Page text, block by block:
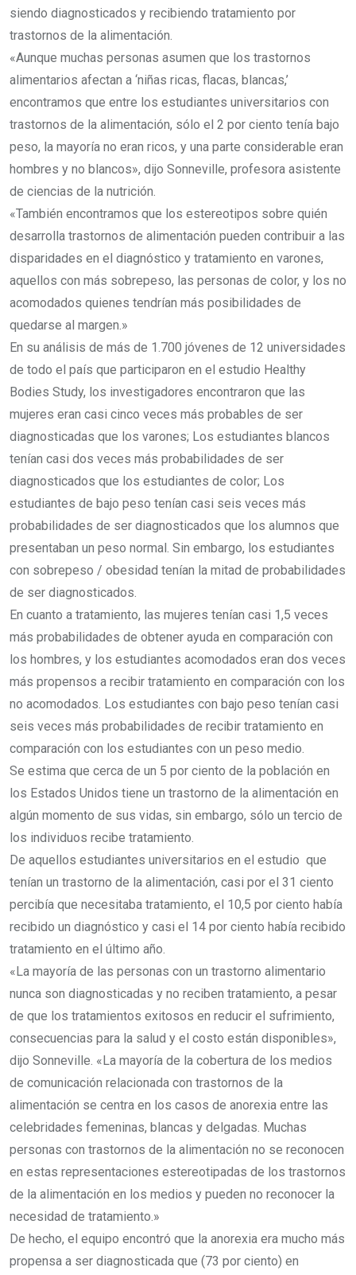
siendo diagnosticados y recibiendo tratamiento por
trastornos de la alimentación.
«Aunque muchas personas asumen que los trastornos
alimentarios afectan a ‘niñas ricas, flacas, blancas,’
encontramos que entre los estudiantes universitarios con
trastornos de la alimentación, sólo el 2 por ciento tenía bajo
peso, la mayoría no eran ricos, y una parte considerable eran
hombres y no blancos», dijo Sonneville, profesora asistente
de ciencias de la nutrición.
«También encontramos que los estereotipos sobre quién
desarrolla trastornos de alimentación pueden contribuir a las
disparidades en el diagnóstico y tratamiento en varones,
aquellos con más sobrepeso, las personas de color, y los no
acomodados quienes tendrían más posibilidades de
quedarse al margen.»
En su análisis de más de 1.700 jóvenes de 12 universidades
de todo el país que participaron en el estudio Healthy
Bodies Study, los investigadores encontraron que las
mujeres eran casi cinco veces más probables de ser
diagnosticadas que los varones; Los estudiantes blancos
tenían casi dos veces más probabilidades de ser
diagnosticados que los estudiantes de color; Los
estudiantes de bajo peso tenían casi seis veces más
probabilidades de ser diagnosticados que los alumnos que
presentaban un peso normal. Sin embargo, los estudiantes
con sobrepeso / obesidad tenían la mitad de probabilidades
de ser diagnosticados.
En cuanto a tratamiento, las mujeres tenían casi 1,5 veces
más probabilidades de obtener ayuda en comparación con
los hombres, y los estudiantes acomodados eran dos veces
más propensos a recibir tratamiento en comparación con los
no acomodados. Los estudiantes con bajo peso tenían casi
seis veces más probabilidades de recibir tratamiento en
comparación con los estudiantes con un peso medio.
Se estima que cerca de un 5 por ciento de la población en
los Estados Unidos tiene un trastorno de la alimentación en
algún momento de sus vidas, sin embargo, sólo un tercio de
los individuos recibe tratamiento.
De aquellos estudiantes universitarios en el estudio que
tenían un trastorno de la alimentación, casi por el 31 ciento
percibía que necesitaba tratamiento, el 10,5 por ciento había
recibido un diagnóstico y casi el 14 por ciento había recibido
tratamiento en el último año.
«La mayoría de las personas con un trastorno alimentario
nunca son diagnosticadas y no reciben tratamiento, a pesar
de que los tratamientos exitosos en reducir el sufrimiento,
consecuencias para la salud y el costo están disponibles»,
dijo Sonneville. «La mayoría de la cobertura de los medios
de comunicación relacionada con trastornos de la
alimentación se centra en los casos de anorexia entre las
celebridades femeninas, blancas y delgadas. Muchas
personas con trastornos de la alimentación no se reconocen
en estas representaciones estereotipadas de los trastornos
de la alimentación en los medios y pueden no reconocer la
necesidad de tratamiento.»
De hecho, el equipo encontró que la anorexia era mucho más
propensa a ser diagnosticada que (73 por ciento) en